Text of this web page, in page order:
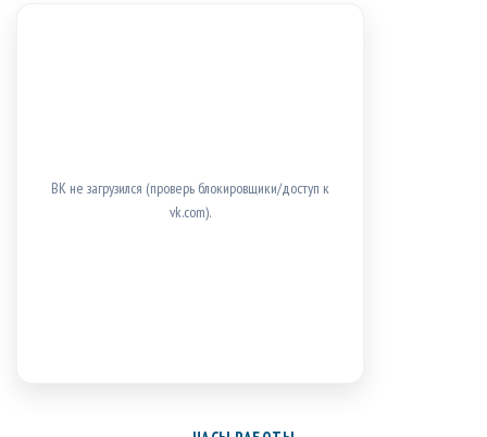
ВК не загрузился (проверь блокировщики/доступ к
vk.com).